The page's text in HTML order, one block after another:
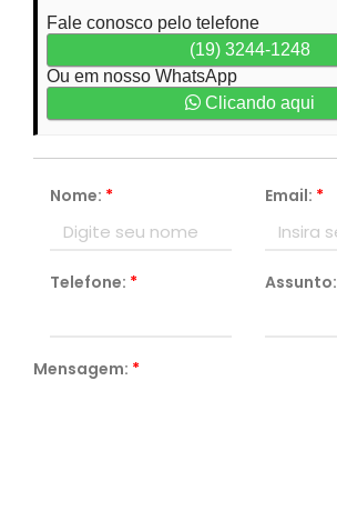
Fale conosco pelo telefone
(19) 3244-1248
Ou em nosso WhatsApp
Clicando aqui
Nome: * Email: *
Telefone: * Assunto:
Mensagem: *